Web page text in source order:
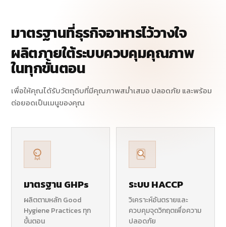
มาตรฐานที่ธุรกิจอาหารไว้วางใจ
ผลิตภายใต้ระบบควบคุมคุณภาพ
ในทุกขั้นตอน
เพื่อให้คุณได้รับวัตถุดิบที่มีคุณภาพสม่ำเสมอ ปลอดภัย และพร้อม
ต่อยอดเป็นเมนูของคุณ
มาตรฐาน GHPs
ผลิตตามหลัก Good
Hygiene Practices ทุก
ขั้นตอน
ระบบ HACCP
วิเคราะห์อันตรายและ
ควบคุมจุดวิกฤตเพื่อความ
ปลอดภัย